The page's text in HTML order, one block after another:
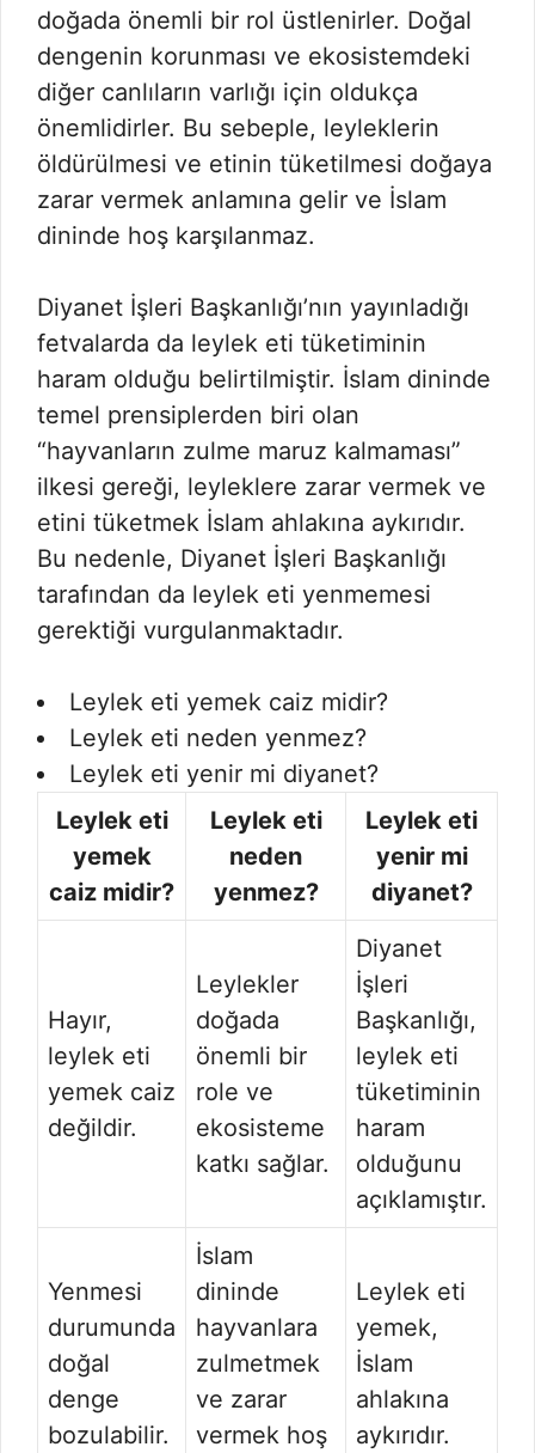
doğada önemli bir rol üstlenirler. Doğal
dengenin korunması ve ekosistemdeki
diğer canlıların varlığı için oldukça
önemlidirler. Bu sebeple, leyleklerin
öldürülmesi ve etinin tüketilmesi doğaya
zarar vermek anlamına gelir ve İslam
dininde hoş karşılanmaz.
Diyanet İşleri Başkanlığı’nın yayınladığı
fetvalarda da leylek eti tüketiminin
haram olduğu belirtilmiştir. İslam dininde
temel prensiplerden biri olan
“hayvanların zulme maruz kalmaması”
ilkesi gereği, leyleklere zarar vermek ve
etini tüketmek İslam ahlakına aykırıdır.
Bu nedenle, Diyanet İşleri Başkanlığı
tarafından da leylek eti yenmemesi
gerektiği vurgulanmaktadır.
Leylek eti yemek caiz midir?
Leylek eti neden yenmez?
Leylek eti yenir mi diyanet?
Leylek eti
yemek
caiz midir?
Leylek eti
neden
yenmez?
Leylek eti
yenir mi
diyanet?
Hayır,
leylek eti
yemek caiz
değildir.
Leylekler
doğada
önemli bir
role ve
ekosisteme
katkı sağlar.
Diyanet
İşleri
Başkanlığı,
leylek eti
tüketiminin
haram
olduğunu
açıklamıştır.
Yenmesi
durumunda
doğal
denge
bozulabilir.
İslam
dininde
hayvanlara
zulmetmek
ve zarar
vermek hoş
Leylek eti
yemek,
İslam
ahlakına
aykırıdır.